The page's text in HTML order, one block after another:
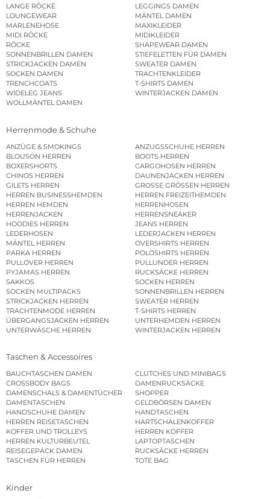
LANGE RÖCKE
LEGGINGS DAMEN
LOUNGEWEAR
MÄNTEL DAMEN
MARLENEHOSE
MAXIKLEIDER
MIDI RÖCKE
MIDIKLEIDER
RÖCKE
SHAPEWEAR DAMEN
SONNENBRILLEN DAMEN
STIEFELETTEN FÜR DAMEN
STRICKJACKEN DAMEN
SWEATER DAMEN
SOCKEN DAMEN
TRACHTENKLEIDER
TRENCHCOATS
T-SHIRTS DAMEN
WIDELEG JEANS
WINTERJACKEN DAMEN
WOLLMÄNTEL DAMEN
Herrenmode & Schuhe
ANZÜGE & SMOKINGS
ANZUGSSCHUHE HERREN
BLOUSON HERREN
BOOTS HERREN
BOXERSHORTS
CARGOHOSEN HERREN
CHINOS HERREN
DAUNENJACKEN HERREN
GILETS HERREN
GROSSE GRÖSSEN HERREN
HERREN BUSINESSHEMDEN
HERREN FREIZEITHEMDEN
HERREN HEMDEN
HERRENHOSEN
HERRENJACKEN
HERRENSNEAKER
HOODIES HERREN
JEANS HERREN
LEDERHOSEN
LEDERJACKEN HERREN
MÄNTEL HERREN
OVERSHIRTS HERREN
PARKA HERREN
POLOSHIRTS HERREN
PULLOVER HERREN
PULLUNDER HERREN
PYJAMAS HERREN
RUCKSÄCKE HERREN
SAKKOS
SOCKEN HERREN
SOCKEN MULTIPACKS
SONNENBRILLEN HERREN
STRICKJACKEN HERREN
SWEATER HERREN
TRACHTENMODE HERREN
T-SHIRTS HERREN
ÜBERGANGSJACKEN HERREN
UNTERHEMDEN HERREN
UNTERWÄSCHE HERREN
WINTERJACKEN HERREN
Taschen & Accessoires
BAUCHTASCHEN DAMEN
CLUTCHES UND MINIBAGS
CROSSBODY BAGS
DAMENRUCKSÄCKE
DAMENSCHALS & DAMENTÜCHER
SHOPPER
DAMENTASCHEN
GELDBÖRSEN DAMEN
HANDSCHUHE DAMEN
HANDTASCHEN
HERREN REISETASCHEN
HARTSCHALENKOFFER
KOFFER UND TROLLEYS
HERREN KOFFER
HERREN KULTURBEUTEL
LAPTOPTASCHEN
REISEGEPÄCK DAMEN
RUCKSÄCKE HERREN
TASCHEN FÜR HERREN
TOTE BAG
Kinder